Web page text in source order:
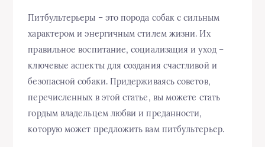
Питбультерьеры – это порода собак с сильным
характером и энергичным стилем жизни. Их
правильное воспитание, социализация и уход –
ключевые аспекты для создания счастливой и
безопасной собаки. Придерживаясь советов,
перечисленных в этой статье, вы можете стать
гордым владельцем любви и преданности,
которую может предложить вам питбультерьер.